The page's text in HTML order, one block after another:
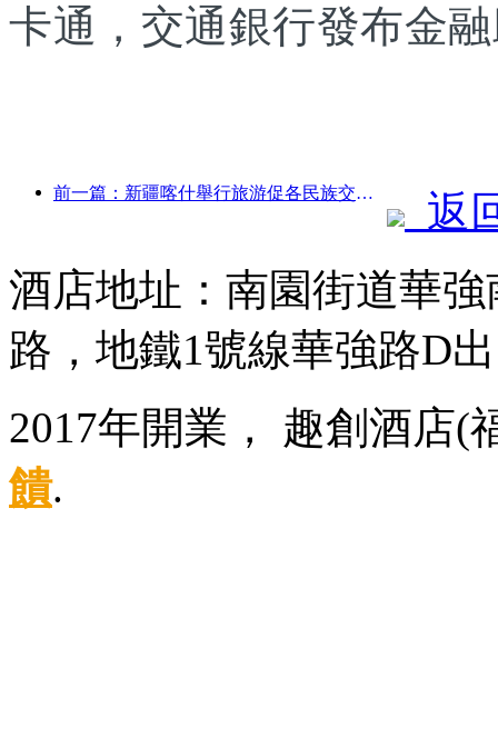
卡通，交通銀行發布金
前一篇：新疆喀什舉行旅游促各民族交流推廣活動
返
酒店地址：南園街道華
路，地鐵1號線華強路D
2017年開業， 趣創酒
饋.